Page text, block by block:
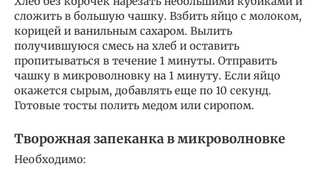
сложить в большую чашку. Взбить яйцо с молоком,
корицей и ванильным сахаром. Вылить
получившуюся смесь на хлеб и оставить
пропитываться в течение 1 минуты. Отправить
чашку в микроволновку на 1 минуту. Если яйцо
окажется сырым, добавлять еще по 10 секунд.
Готовые тосты полить медом или сиропом.
Творожная запеканка в микроволновке
Необходимо: